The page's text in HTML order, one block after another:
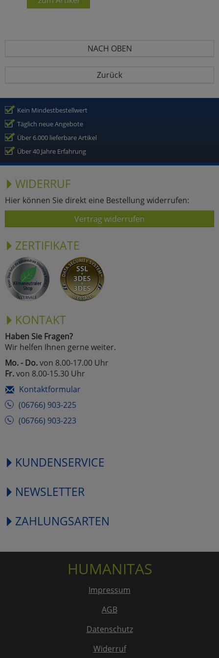
NACH OBEN
Zurück
Kein Mindestbestellwert
Täglich neue Angebote
Über 6.000 lieferbare Artikel
Über 40 Jahre Erfahrung
WIDERRUF
Hier können Sie direkt eine Bestellung widerrufen:
Vertrag widerrufen
ZERTIFIKATE
KONTAKT
Haben Sie Fragen?
Wir helfen Ihnen gerne weiter.
Mo. - Do.von 8.00-17.00 Uhr
Fr.von 8.00-15.30 Uhr
Kontaktformular
(06766) 903-225
(06766) 903-223
KUNDENSERVICE
NEWSLETTER
ZAHLUNGSARTEN
HUMANITAS
Impressum
AGB
Datenschutz
Widerruf